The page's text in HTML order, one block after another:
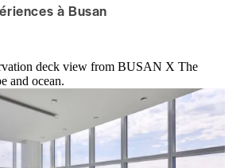
à Busan
deck view from BUSAN X The
and ocean.